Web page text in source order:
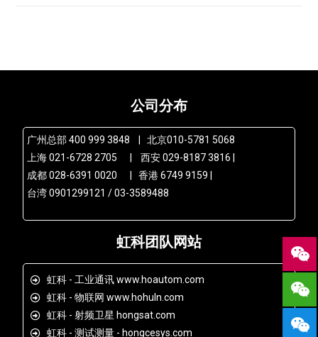
公司分布
广州总部 400 999 3848 | 北京010-5781 5068
上海 021-6728 2705 | 西安 029-8187 3816 |
成都 028-6391 0020 | 香港 6749 9159 |
台湾 0901299121 / 03-3589488
虹科团队网站
虹科 - 工业通讯 www.hoautom.com
虹科 - 物联网 www.hohuln.com
虹科 - 射频卫星 hongsat.com
虹科 - 测试测量 - hongcesys.com